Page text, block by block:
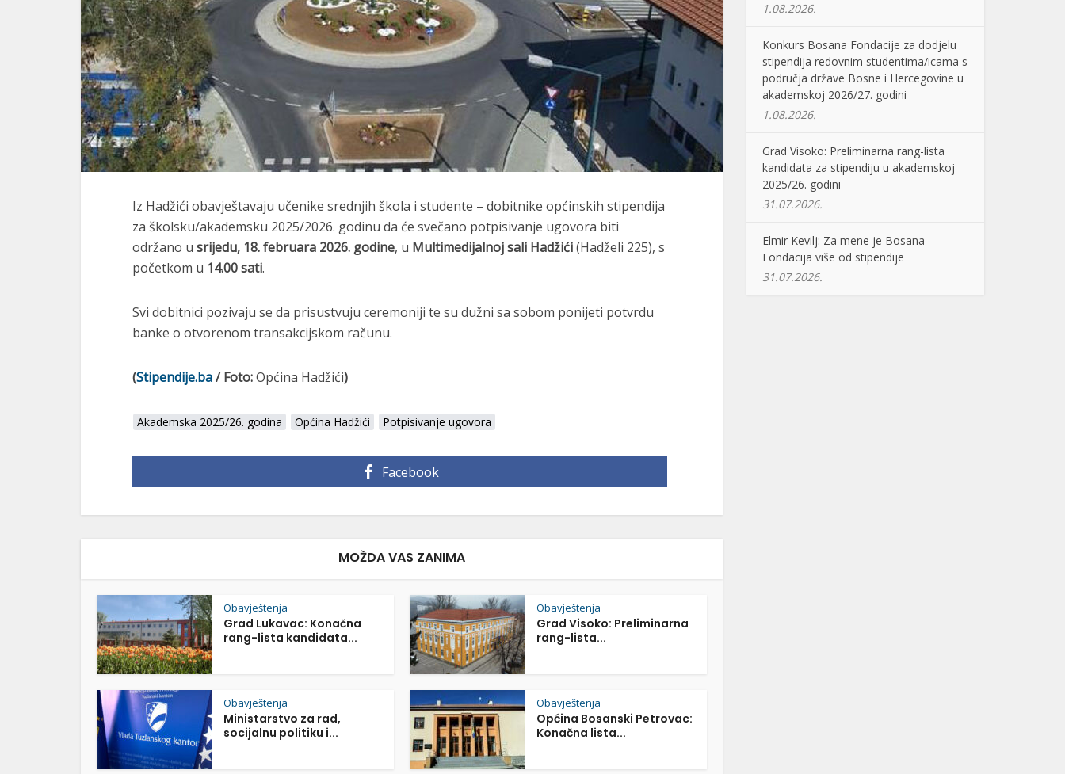
Iz Hadžići obavještavaju učenike srednjih škola i studente – dobitnike općinskih stipendija
za školsku/akademsku 2025/2026. godinu da će svečano potpisivanje ugovora biti
održano u srijedu, 18. februara 2026. godine, u Multimedijalnoj sali Hadžići(Hadželi 225), s
početkom u 14.00 sati.
Svi dobitnici pozivaju se da prisustvuju ceremoniji te su dužni sa sobom ponijeti potvrdu
banke o otvorenom transakcijskom računu.
(Stipendije.ba/ Foto:Općina Hadžići)
Akademska 2025/26. godina Općina Hadžići Potpisivanje ugovora
Facebook
MOŽDA VAS ZANIMA
Obavještenja
Grad Lukavac: Konačna
rang-lista kandidata...
Obavještenja
Grad Visoko: Preliminarna
rang-lista...
Obavještenja
Ministarstvo za rad,
socijalnu politiku i...
Obavještenja
Općina Bosanski Petrovac:
Konačna lista...
1.08.2026.
Konkurs Bosana Fondacije za dodjelu
stipendija redovnim studentima/icama s
područja države Bosne i Hercegovine u
akademskoj 2026/27. godini
1.08.2026.
Grad Visoko: Preliminarna rang-lista
kandidata za stipendiju u akademskoj
2025/26. godini
31.07.2026.
Elmir Kevilj: Za mene je Bosana
Fondacija više od stipendije
31.07.2026.